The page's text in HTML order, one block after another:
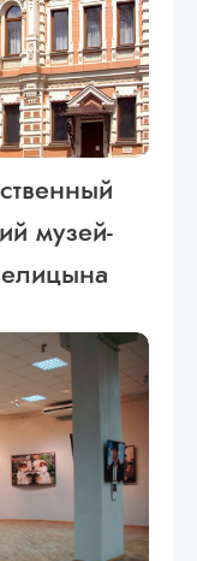
музей-